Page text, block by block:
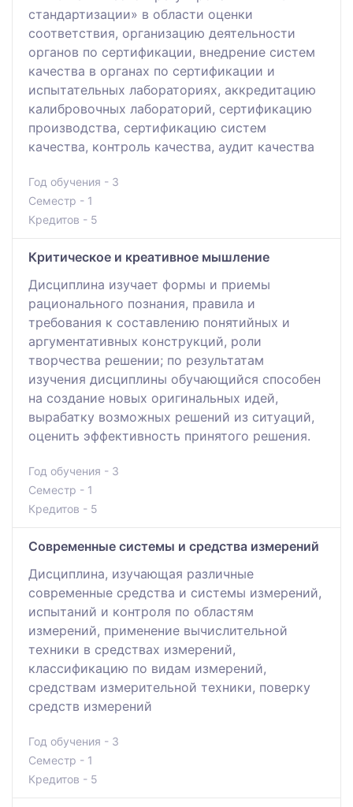
стандартизации» в области оценки
соответствия, организацию деятельности
органов по сертификации, внедрение систем
качества в органах по сертификации и
испытательных лабораториях, аккредитацию
калибровочных лабораторий, сертификацию
производства, сертификацию систем
качества, контроль качества, аудит качества
Год обучения - 3
Семестр - 1
Кредитов - 5
Критическое и креативное мышление
Дисциплина изучает формы и приемы
рационального познания, правила и
требования к составлению понятийных и
аргументативных конструкций, роли
творчества решении; по результатам
изучения дисциплины обучающийся способен
на создание новых оригинальных идей,
вырабатку возможных решений из ситуаций,
оценить эффективность принятого решения.
Год обучения - 3
Семестр - 1
Кредитов - 5
Современные системы и средства измерений
Дисциплина, изучающая различные
современные средства и системы измерений,
испытаний и контроля по областям
измерений, применение вычислительной
техники в средствах измерений,
классификацию по видам измерений,
средствам измерительной техники, поверку
средств измерений
Год обучения - 3
Семестр - 1
Кредитов - 5